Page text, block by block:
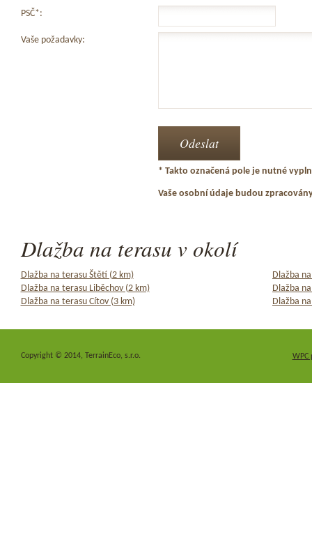
PSČ*:
Vaše požadavky:
* Takto označená pole je nutné
Vaše osobní údaje budou
Dlažba na terasu v okolí
Dlažba na terasu Štětí (2 km)
Dlažba
Dlažba na terasu Liběchov (2 km)
Dlažba
Dlažba na terasu Cítov (3 km)
Dlažba
WPC
Copyright © 2014, TerrainEco, s.r.o.